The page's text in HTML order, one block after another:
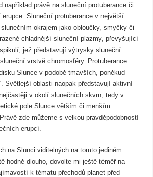
například právě na sluneční protuberance či
Sluneční protuberance v největší
okrajem jako obloučky, smyčky či
chladnější sluneční plazmy, převyšující
spikulí, jež představují výtrysky sluneční
vrstvě chromosféry. Protuberance
Slunce v podobě tmavších, poněkud
Světlejší oblasti naopak představují aktivní
v okolí slunečních skvrn, tedy v
pole Slunce větším či menším
zde můžeme s velkou pravděpodobností
erupcí.
na Slunci viditelných na tomto jediném
hodně dlouho, dovolte mi ještě téměř na
k tématu přechodů planet před